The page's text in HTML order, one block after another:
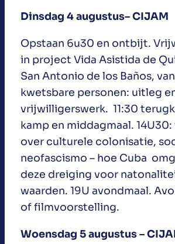
Dinsdag 4 augustus– CIJAM
Opstaan 6u30 en ontbijt.
in project Vida Asistida de
San Antonio de los Baños,
kwetsbare personen: uitleg
vrijwilligerswerk. 11:30
kamp en middagmaal.
over culturele colonisatie,
neofascismo – hoe Cuba
deze dreiging voor
waarden. 19U avondmaal.
of filmvoorstelling.
Woensdag 5 augustus –